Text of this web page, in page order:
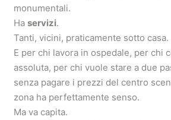
monumentali.
Ha servizi.
Tanti, vicini, praticamente sotto casa.
E per chi lavora in ospedale, per chi
assoluta, per chi vuole stare a due
senza pagare i prezzi del centro
zona ha perfettamente senso.
Ma va capita.